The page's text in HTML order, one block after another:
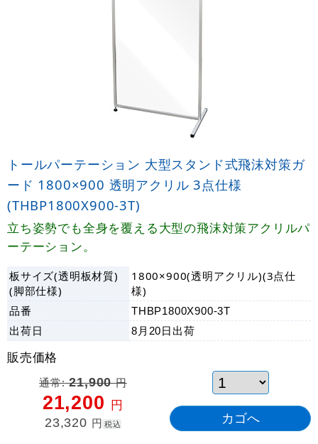
トールパーテーション 大型スタンド式飛沫対策ガ
ード 1800×900 透明アクリル 3点仕様
(THBP1800X900-3T)
立ち姿勢でも全身を覆える大型の飛沫対策アクリルパ
ーテーション。
板サイズ(透明板材質)
(脚部仕様)
1800×900(透明アクリル)(3点仕
様)
品番
THBP1800X900-3T
出荷日 8月20日 出荷
販売価格
通常:21,900円
21,200 円
23,320 円 税込